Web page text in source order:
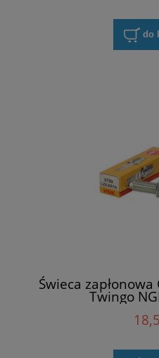
do
Świeca
Twingo